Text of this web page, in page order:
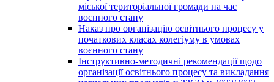
міської територіальної громади на час
воєнного стану
Наказ про організацію освітнього процесу у
початкових класах колегіуму в умовах
воєнного стану
Інструктивно-методичні рекомендації щодо
організації освітнього процесу та викладання